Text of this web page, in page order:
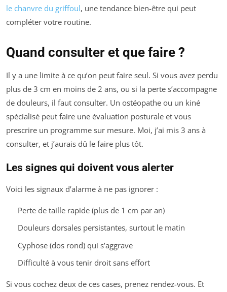
le chanvre du griffoul, une tendance bien-être qui peut
compléter votre routine.
Quand consulter et que faire ?
Il y a une limite à ce qu’on peut faire seul. Si vous avez perdu
plus de 3 cm en moins de 2 ans, ou si la perte s’accompagne
de douleurs, il faut consulter. Un ostéopathe ou un kiné
spécialisé peut faire une évaluation posturale et vous
prescrire un programme sur mesure. Moi, j’ai mis 3 ans à
consulter, et j’aurais dû le faire plus tôt.
Les signes qui doivent vous alerter
Voici les signaux d’alarme à ne pas ignorer :
Perte de taille rapide (plus de 1 cm par an)
Douleurs dorsales persistantes, surtout le matin
Cyphose (dos rond) qui s’aggrave
Difficulté à vous tenir droit sans effort
Si vous cochez deux de ces cases, prenez rendez-vous. Et